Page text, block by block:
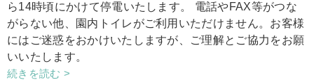
ら14時頃にかけて停電いたします。 電話やFAX等がつな
がらない他、園内トイレがご利用いただけません。お客様
にはご迷惑をおかけいたしますが、ご理解とご協力をお願
いいたします。
続きを読む >